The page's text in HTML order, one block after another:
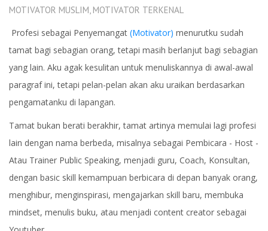
MOTIVATOR MUSLIM, MOTIVATOR TERKENAL
Profesi sebagai Penyemangat (Motivator) menurutku sudah
tamat bagi sebagian orang, tetapi masih berlanjut bagi sebagian
yang lain. Aku agak kesulitan untuk menuliskannya di awal-awal
paragraf ini, tetapi pelan-pelan akan aku uraikan berdasarkan
pengamatanku di lapangan.
Tamat bukan berati berakhir, tamat artinya memulai lagi profesi
lain dengan nama berbeda, misalnya sebagai Pembicara - Host -
Atau Trainer Public Speaking, menjadi guru, Coach, Konsultan,
dengan basic skill kemampuan berbicara di depan banyak orang,
menghibur, menginspirasi, mengajarkan skill baru, membuka
mindset, menulis buku, atau menjadi content creator sebagai